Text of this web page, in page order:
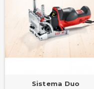
Sistema Duo